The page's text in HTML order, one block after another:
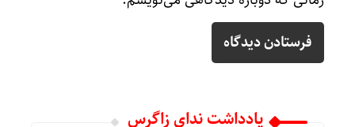
یادداشت ندای زاگرس